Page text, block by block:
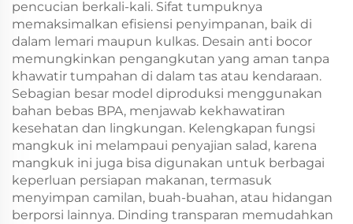
pencucian berkali-kali. Sifat tumpuknya
memaksimalkan efisiensi penyimpanan, baik di
dalam lemari maupun kulkas. Desain anti bocor
memungkinkan pengangkutan yang aman tanpa
khawatir tumpahan di dalam tas atau kendaraan.
Sebagian besar model diproduksi menggunakan
bahan bebas BPA, menjawab kekhawatiran
kesehatan dan lingkungan. Kelengkapan fungsi
mangkuk ini melampaui penyajian salad, karena
mangkuk ini juga bisa digunakan untuk berbagai
keperluan persiapan makanan, termasuk
menyimpan camilan, buah-buahan, atau hidangan
berporsi lainnya. Dinding transparan memudahkan